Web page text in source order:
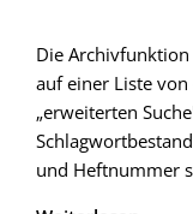
Die
auf einer Liste
„erweiterten
und Heftnummer